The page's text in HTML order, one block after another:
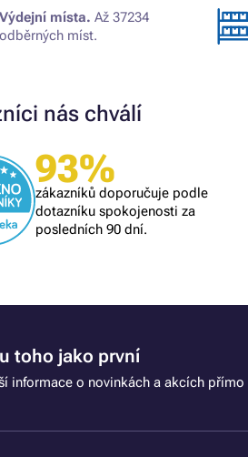
Výdejní místa. Až 37234
odběrných míst.
nás chválí
93%
zákazníků doporučuje podle
dotazníku spokojenosti za
posledních 90 dní.
Ověřený zákazník
Všechno proběhlo k mé spokojenosti
toho jako první
informace o novinkách a akcích přímo